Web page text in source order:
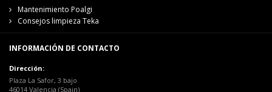
Mantenimiento Poalgi
Consejos limpieza Teka
INFORMACIÓN DE CONTACTO
Dirección:
Plaza La Safor, 3 bajo
46014 Valencia (Spain)